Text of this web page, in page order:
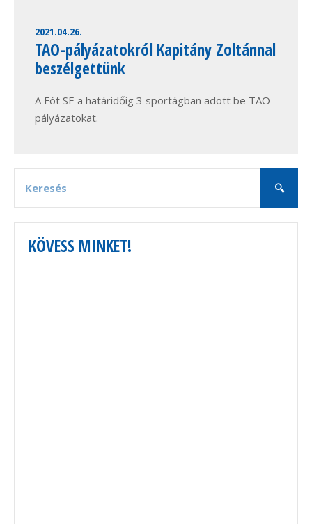
2021.04.26.
TAO-pályázatokról Kapitány Zoltánnal
beszélgettünk
A Fót SE a határidőig 3 sportágban adott be TAO-
pályázatokat.
KÖVESS MINKET!